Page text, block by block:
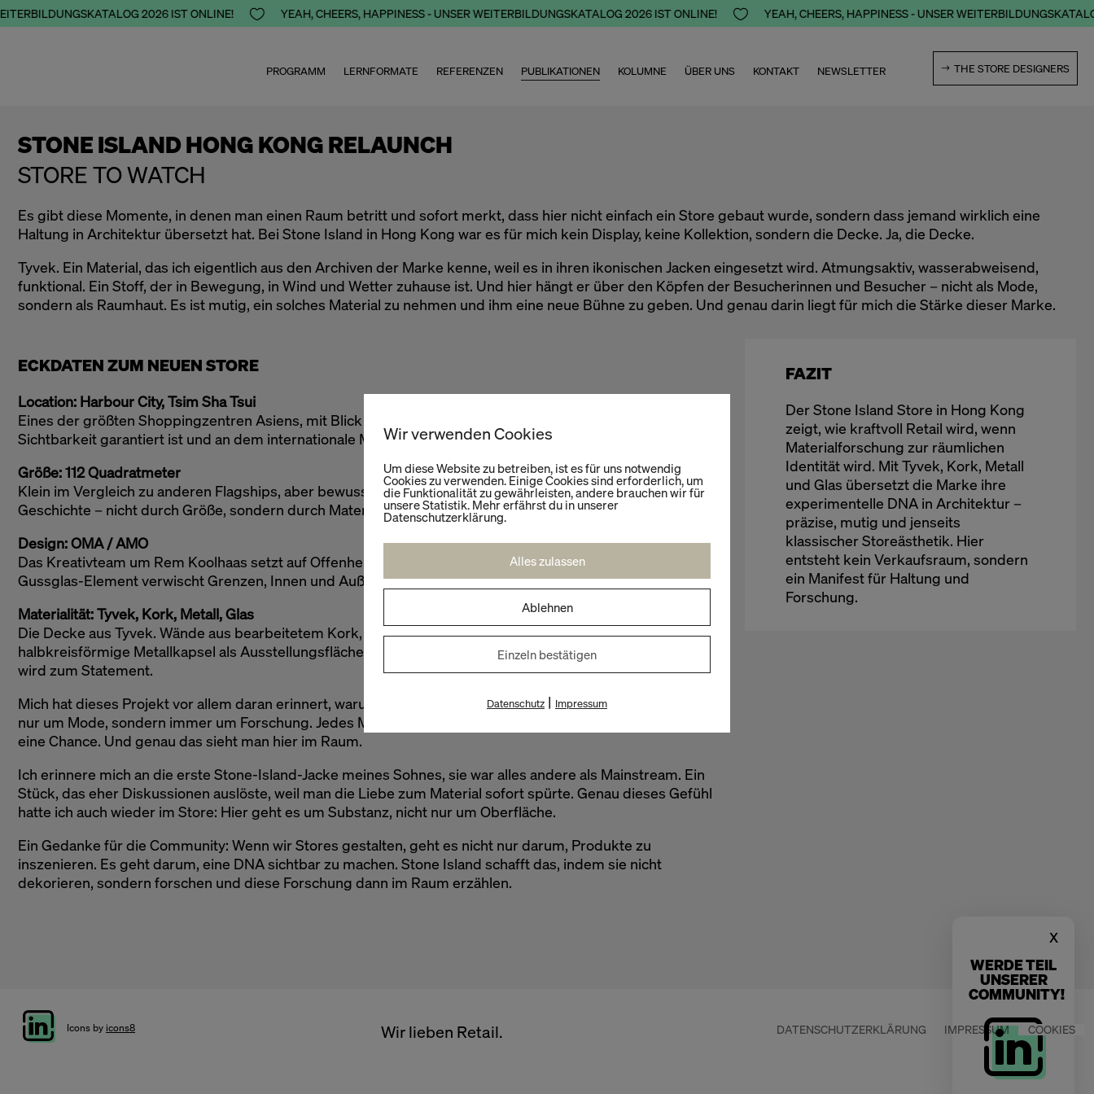
2026 IST ONLINE!  YEAH, CHEERS, HAPPINESS - UNSER WEITERBILDUNGSKATALOG 2026 IST ONLINE!  YEAH, CHEERS, HAPPINESS - UNSER
THE STORE DESIGNERS
PROGRAMM LERNFORMATE REFERENZEN PUBLIKATIONEN KOLUMNE ÜBER UNS KONTAKT NEWSLETTER
STONE ISLAND HONG KONG RELAUNCH
STORE TO WATCH
Es gibt diese Momente, in denen man einen Raum betritt und sofort merkt, dass hier nicht einfach ein Store gebaut wurde, sondern dass jemand wirklich eine
Haltung in Architektur übersetzt hat. Bei Stone Island in Hong Kong war es für mich kein Display, keine Kollektion, sondern die Decke. Ja, die Decke.
Tyvek. Ein Material, das ich eigentlich aus den Archiven der Marke kenne, weil es in ihren ikonischen Jacken eingesetzt wird. Atmungsaktiv, wasserabweisend,
funktional. Ein Stoff, der in Bewegung, in Wind und Wetter zuhause ist. Und hier hängt er über den Köpfen der Besucherinnen und Besucher – nicht als Mode,
sondern als Raumhaut. Es ist mutig, ein solches Material zu nehmen und ihm eine neue Bühne zu geben. Und genau darin liegt für mich die Stärke dieser Marke.
ECKDATEN ZUM NEUEN STORE
Location: Harbour City, Tsim Sha Tsui
Eines der größten Shoppingzentren Asiens, mit Blick auf den Hafen von Kowloon. Ein Ort, an dem
Sichtbarkeit garantiert ist und an dem internationale Marken Position beziehen.
Größe: 112 Quadratmeter
Klein im Vergleich zu anderen Flagships, aber bewusst verdichtet. Jeder Quadratmeter erzählt eine
Geschichte – nicht durch Größe, sondern durch Material.
Design: OMA / AMO
Das Kreativteam um Rem Koolhaas setzt auf Offenheit. Die große Glasfront mit einem kreisförmigen
Gussglas-Element verwischt Grenzen, Innen und Außen fließen ineinander.
Materialität: Tyvek, Kork, Metall, Glas
Die Decke aus Tyvek. Wände aus bearbeitetem Kork, in denen Nischen eingelassen sind. Eine
halbkreisförmige Metallkapsel als Ausstellungsfläche. Glasflächen, die Transparenz schaffen. Jedes Detail
wird zum Statement.
Mich hat dieses Projekt vor allem daran erinnert, warum ich Stone Island so spannend finde. Es geht nie
nur um Mode, sondern immer um Forschung. Jedes Material wird hinterfragt, jedes Experiment bekommt
eine Chance. Und genau das sieht man hier im Raum.
Ich erinnere mich an die erste Stone-Island-Jacke meines Sohnes, sie war alles andere als Mainstream. Ein
Stück, das eher Diskussionen auslöste, weil man die Liebe zum Material sofort spürte. Genau dieses Gefühl
hatte ich auch wieder im Store: Hier geht es um Substanz, nicht nur um Oberfläche.
Ein Gedanke für die Community: Wenn wir Stores gestalten, geht es nicht nur darum, Produkte zu
inszenieren. Es geht darum, eine DNA sichtbar zu machen. Stone Island schafft das, indem sie nicht
dekorieren, sondern forschen und diese Forschung dann im Raum erzählen.
FAZIT
Der Stone Island Store in Hong Kong
zeigt, wie kraftvoll Retail wird, wenn
Materialforschung zur räumlichen
Identität wird. Mit Tyvek, Kork, Metall
und Glas übersetzt die Marke ihre
experimentelle DNA in Architektur –
präzise, mutig und jenseits
klassischer Storeästhetik. Hier
entsteht kein Verkaufsraum, sondern
ein Manifest für Haltung und
Forschung.
Icons by icons8 Wir lieben Retail. DATENSCHUTZERKLÄRUNG IMPRESSUM COOKIES
x
WERDE TEIL
UNSERER
COMMUNITY!
Wir verwenden Cookies
Um diese Website zu betreiben, ist es für uns notwendig
Cookies zu verwenden. Einige Cookies sind erforderlich, um
die Funktionalität zu gewährleisten, andere brauchen wir für
unsere Statistik. Mehr erfährst du in unserer
Datenschutzerklärung.
Alles zulassen
Ablehnen
Einzeln bestätigen
Datenschutz | Impressum